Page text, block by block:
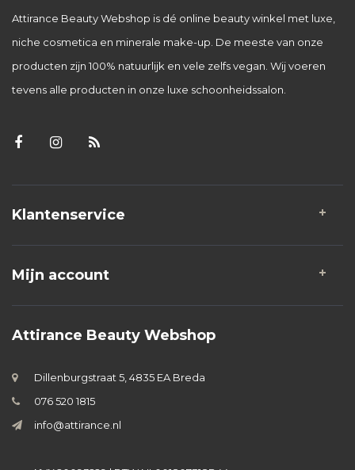
Attirance Beauty Webshop is dé online beauty winkel met luxe,
niche cosmetica en minerale make-up. De meeste van onze
producten zijn 100% natuurlijk en vele zelfs vegan. Wij voeren
tevens alle producten in onze luxe schoonheidssalon.
Klantenservice
Mijn account
Attirance Beauty Webshop
Dillenburgstraat 5, 4835 EA Breda
076 520 1815
info@attirance.nl